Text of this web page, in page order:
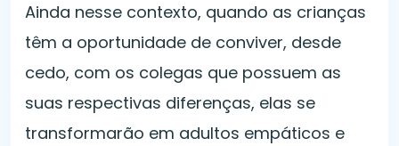
Ainda nesse contexto, quando as crianças
têm a oportunidade de conviver, desde
cedo, com os colegas que possuem as
suas respectivas diferenças, elas se
transformarão em adultos empáticos e